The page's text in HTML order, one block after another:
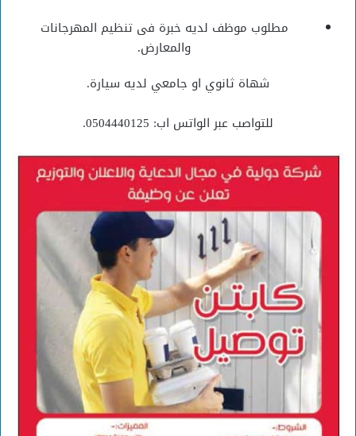
مطلوب موظف لديه خبرة فى تنظيم المهرجانات
والمعارض.
شهاة ثانوي او جامعي لديه سيارة.
للتواصب عبر الواتس اب: 0504440125.